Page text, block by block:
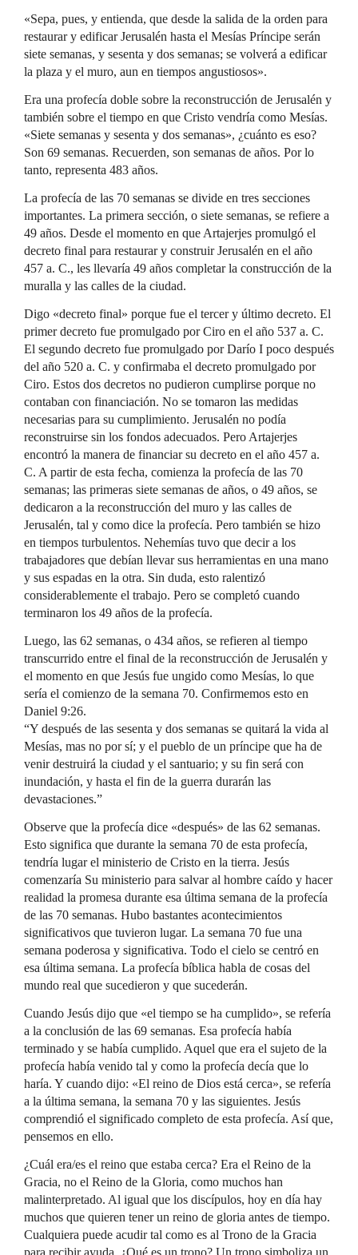
«Sepa, pues, y entienda, que desde la salida de la orden para
restaurar y edificar Jerusalén hasta el Mesías Príncipe serán
siete semanas, y sesenta y dos semanas; se volverá a edificar
la plaza y el muro, aun en tiempos angustiosos».
Era una profecía doble sobre la reconstrucción de Jerusalén y
también sobre el tiempo en que Cristo vendría como Mesías.
«Siete semanas y sesenta y dos semanas», ¿cuánto es eso?
Son 69 semanas. Recuerden, son semanas de años. Por lo
tanto, representa 483 años.
La profecía de las 70 semanas se divide en tres secciones
importantes. La primera sección, o siete semanas, se refiere a
49 años. Desde el momento en que Artajerjes promulgó el
decreto final para restaurar y construir Jerusalén en el año
457 a. C., les llevaría 49 años completar la construcción de la
muralla y las calles de la ciudad.
Digo «decreto final» porque fue el tercer y último decreto. El
primer decreto fue promulgado por Ciro en el año 537 a. C.
El segundo decreto fue promulgado por Darío I poco después
del año 520 a. C. y confirmaba el decreto promulgado por
Ciro. Estos dos decretos no pudieron cumplirse porque no
contaban con financiación. No se tomaron las medidas
necesarias para su cumplimiento. Jerusalén no podía
reconstruirse sin los fondos adecuados. Pero Artajerjes
encontró la manera de financiar su decreto en el año 457 a.
C. A partir de esta fecha, comienza la profecía de las 70
semanas; las primeras siete semanas de años, o 49 años, se
dedicaron a la reconstrucción del muro y las calles de
Jerusalén, tal y como dice la profecía. Pero también se hizo
en tiempos turbulentos. Nehemías tuvo que decir a los
trabajadores que debían llevar sus herramientas en una mano
y sus espadas en la otra. Sin duda, esto ralentizó
considerablemente el trabajo. Pero se completó cuando
terminaron los 49 años de la profecía.
Luego, las 62 semanas, o 434 años, se refieren al tiempo
transcurrido entre el final de la reconstrucción de Jerusalén y
el momento en que Jesús fue ungido como Mesías, lo que
sería el comienzo de la semana 70. Confirmemos esto en
Daniel 9:26.
“Y después de las sesenta y dos semanas se quitará la vida al
Mesías, mas no por sí; y el pueblo de un príncipe que ha de
venir destruirá la ciudad y el santuario; y su fin será con
inundación, y hasta el fin de la guerra durarán las
devastaciones.”
Observe que la profecía dice «después» de las 62 semanas.
Esto significa que durante la semana 70 de esta profecía,
tendría lugar el ministerio de Cristo en la tierra. Jesús
comenzaría Su ministerio para salvar al hombre caído y hacer
realidad la promesa durante esa última semana de la profecía
de las 70 semanas. Hubo bastantes acontecimientos
significativos que tuvieron lugar. La semana 70 fue una
semana poderosa y significativa. Todo el cielo se centró en
esa última semana. La profecía bíblica habla de cosas del
mundo real que sucedieron y que sucederán.
Cuando Jesús dijo que «el tiempo se ha cumplido», se refería
a la conclusión de las 69 semanas. Esa profecía había
terminado y se había cumplido. Aquel que era el sujeto de la
profecía había venido tal y como la profecía decía que lo
haría. Y cuando dijo: «El reino de Dios está cerca», se refería
a la última semana, la semana 70 y las siguientes. Jesús
comprendió el significado completo de esta profecía. Así que,
pensemos en ello.
¿Cuál era/es el reino que estaba cerca? Era el Reino de la
Gracia, no el Reino de la Gloria, como muchos han
malinterpretado. Al igual que los discípulos, hoy en día hay
muchos que quieren tener un reino de gloria antes de tiempo.
Cualquiera puede acudir tal como es al Trono de la Gracia
para recibir ayuda. ¿Qué es un trono? Un trono simboliza un